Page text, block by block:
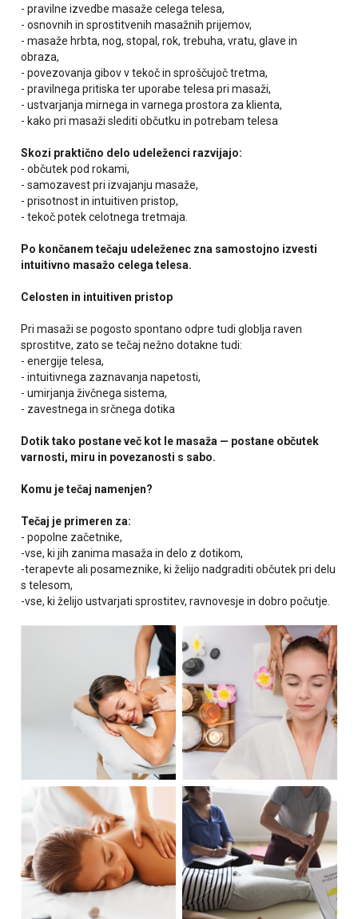
- pravilne izvedbe masaže celega telesa,
- osnovnih in sprostitvenih masažnih prijemov,
- masaže hrbta, nog, stopal, rok, trebuha, vratu, glave in
obraza,
- povezovanja gibov v tekoč in sproščujoč tretma,
- pravilnega pritiska ter uporabe telesa pri masaži,
- ustvarjanja mirnega in varnega prostora za klienta,
- kako pri masaži slediti občutku in potrebam telesa
Skozi praktično delo udeleženci razvijajo:
- občutek pod rokami,
- samozavest pri izvajanju masaže,
- prisotnost in intuitiven pristop,
- tekoč potek celotnega tretmaja.
Po končanem tečaju udeleženec zna samostojno izvesti
intuitivno masažo celega telesa.
Celosten in intuitiven pristop
Pri masaži se pogosto spontano odpre tudi globlja raven
sprostitve, zato se tečaj nežno dotakne tudi:
- energije telesa,
- intuitivnega zaznavanja napetosti,
- umirjanja živčnega sistema,
- zavestnega in srčnega dotika
Dotik tako postane več kot le masaža — postane občutek
varnosti, miru in povezanosti s sabo.
Komu je tečaj namenjen?
Tečaj je primeren za:
- popolne začetnike,
-vse, ki jih zanima masaža in delo z dotikom,
-terapevte ali posameznike, ki želijo nadgraditi občutek pri delu
s telesom,
-vse, ki želijo ustvarjati sprostitev, ravnovesje in dobro počutje.